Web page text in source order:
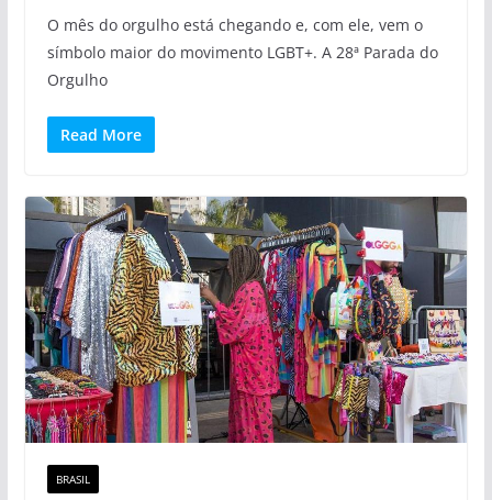
O mês do orgulho está chegando e, com ele, vem o
símbolo maior do movimento LGBT+. A 28ª Parada do
Orgulho
Read More
BRASIL